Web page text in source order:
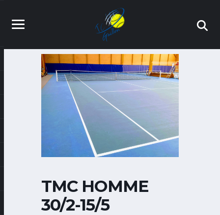
TMC HOMME
30/2-15/5